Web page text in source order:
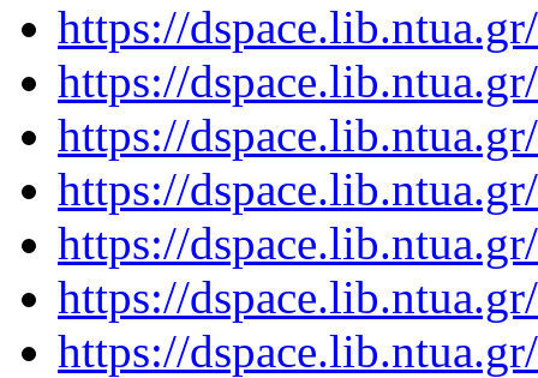
https://
https://
https://
https://
https://
https://
https://